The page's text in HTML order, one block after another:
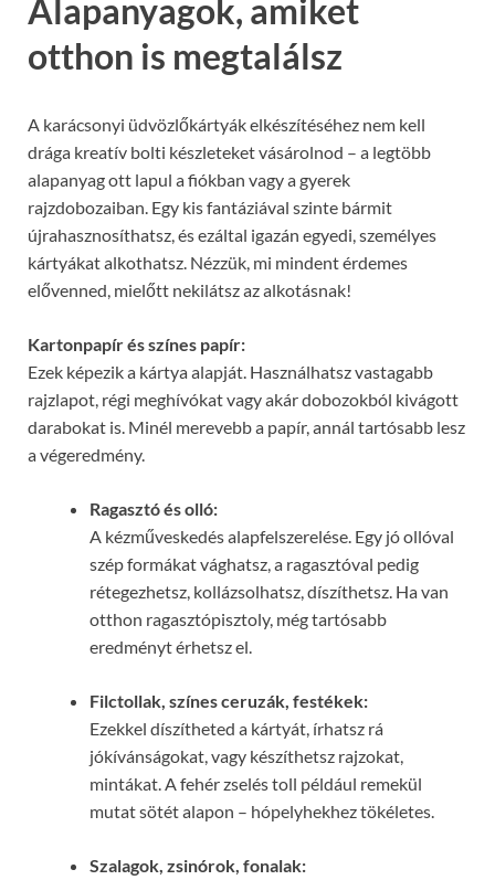
Alapanyagok, amiket
otthon is megtalálsz
A karácsonyi üdvözlőkártyák elkészítéséhez nem kell
drága kreatív bolti készleteket vásárolnod – a legtöbb
alapanyag ott lapul a fiókban vagy a gyerek
rajzdobozaiban. Egy kis fantáziával szinte bármit
újrahasznosíthatsz, és ezáltal igazán egyedi, személyes
kártyákat alkothatsz. Nézzük, mi mindent érdemes
elővenned, mielőtt nekilátsz az alkotásnak!
Kartonpapír és színes papír:
Ezek képezik a kártya alapját. Használhatsz vastagabb
rajzlapot, régi meghívókat vagy akár dobozokból kivágott
darabokat is. Minél merevebb a papír, annál tartósabb lesz
a végeredmény.
Ragasztó és olló:
A kézműveskedés alapfelszerelése. Egy jó ollóval
szép formákat vághatsz, a ragasztóval pedig
rétegezhetsz, kollázsolhatsz, díszíthetsz. Ha van
otthon ragasztópisztoly, még tartósabb
eredményt érhetsz el.
Filctollak, színes ceruzák, festékek:
Ezekkel díszítheted a kártyát, írhatsz rá
jókívánságokat, vagy készíthetsz rajzokat,
mintákat. A fehér zselés toll például remekül
mutat sötét alapon – hópelyhekhez tökéletes.
Szalagok, zsinórok, fonalak: